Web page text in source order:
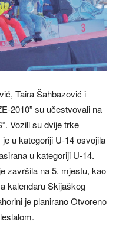
Taira Šahbazović i
2010” su učestvovali na
Vozili su dvije trke
u kategoriji U-14 osvojila
u kategoriji U-14.
završila na 5. mjestu, kao
kalendaru Skijaškog
je planirano Otvoreno